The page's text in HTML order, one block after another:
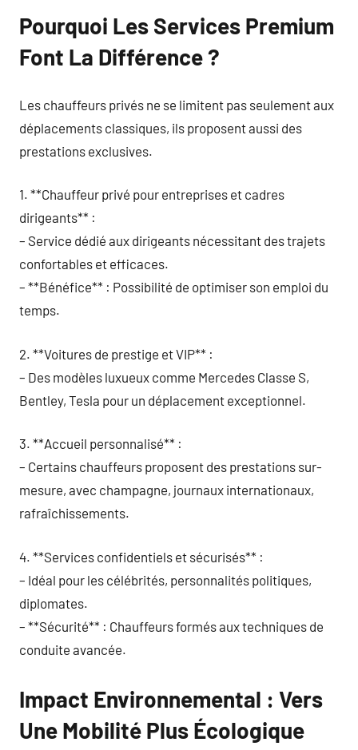
Pourquoi Les Services Premium
Font La Différence ?
Les chauffeurs privés ne se limitent pas seulement aux
déplacements classiques, ils proposent aussi des
prestations exclusives.
1. **Chauffeur privé pour entreprises et cadres
dirigeants** :
– Service dédié aux dirigeants nécessitant des trajets
confortables et efficaces.
– **Bénéfice** : Possibilité de optimiser son emploi du
temps.
2. **Voitures de prestige et VIP** :
– Des modèles luxueux comme Mercedes Classe S,
Bentley, Tesla pour un déplacement exceptionnel.
3. **Accueil personnalisé** :
– Certains chauffeurs proposent des prestations sur-
mesure, avec champagne, journaux internationaux,
rafraîchissements.
4. **Services confidentiels et sécurisés** :
– Idéal pour les célébrités, personnalités politiques,
diplomates.
– **Sécurité** : Chauffeurs formés aux techniques de
conduite avancée.
Impact Environnemental : Vers
Une Mobilité Plus Écologique